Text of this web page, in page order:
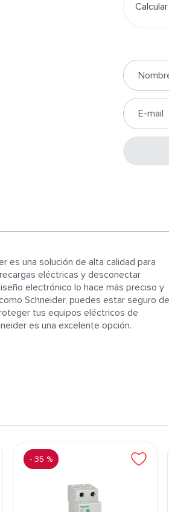
es una solución de alta calidad para
eléctricas y desconectar
electrónico lo hace más preciso y
Schneider, puedes estar seguro de
tus equipos eléctricos de
es una excelente opción.
- 35 %